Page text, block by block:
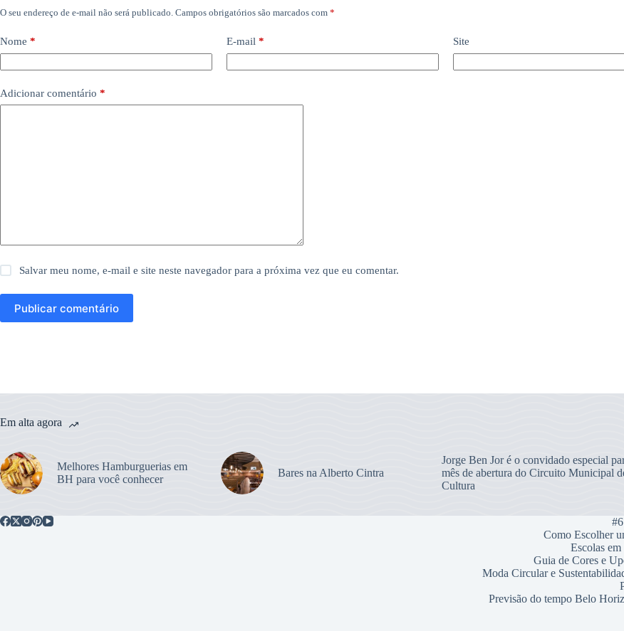
O seu endereço de e-mail não será publicado. Campos obrigatórios são marcados com *
Nome * E-mail * Site
Adicionar comentário *
Salvar meu nome, e-mail e site neste navegador para a próxima vez que eu comentar.
Publicar comentário
Em alta agora
Melhores Hamburguerias em
BH para você conhecer
Bares na Alberto Cintra
Jorge Ben Jor é o convidado especial
mês de abertura do Circuito Municipal
Cultura
Como Escolher
Escolas
Guia de Cores e
Moda Circular e
Previsão do tempo Belo